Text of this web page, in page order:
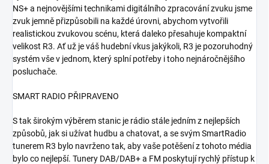
NS+ a nejnovějšími technikami digitálního zpracování zvuku jsme
zvuk jemně přizpůsobili na každé úrovni, abychom vytvořili
realistickou zvukovou scénu, která daleko přesahuje kompaktní
velikost R3. Ať už je váš hudební vkus jakýkoli, R3 je pozoruhodný
systém vše v jednom, který splní potřeby i toho nejnáročnějšího
posluchače.
SMART RADIO PŘIPRAVENO
S tak širokým výběrem stanic je rádio stále jedním z nejlepších
způsobů, jak si užívat hudbu a chatovat, a se svým SmartRadio
tunerem R3 bylo navrženo tak, aby vaše potěšení z tohoto média
bylo co nejlepší. Tunery DAB/DAB+ a FM poskytují rychlý přístup k